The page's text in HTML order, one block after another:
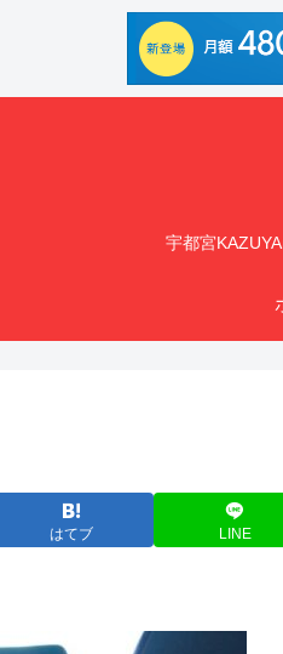
宇都宮
はてブ LINE